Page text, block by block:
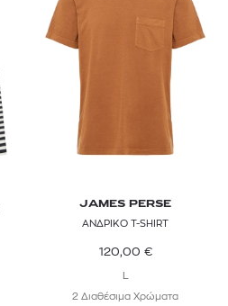
JAMES PERSE
ΑΝΔΡΙΚΟ T-SHIRT
120,00 €
2 Διαθέσιμα Χρώματα